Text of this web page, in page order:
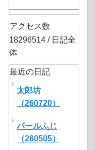
アクセス数
18296514 / 日記全
体
最近の日記
太郎坊
（260720）
パールふじ
（260505）